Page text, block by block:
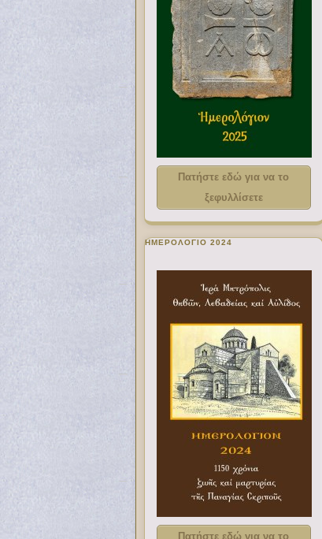
Πατήστε εδώ για να το
ξεφυλλίσετε
ΗΜΕΡΟΛΟΓΙΟ 2024
Πατήστε εδώ για να το